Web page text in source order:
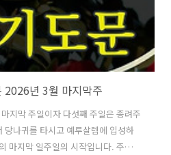
2026년 3월 마지막주
지막 주일이자 다섯째 주일은 종려주
나귀를 타시고 예루살렘에 입성하
마지막 일주일의 시작입니다. 주일